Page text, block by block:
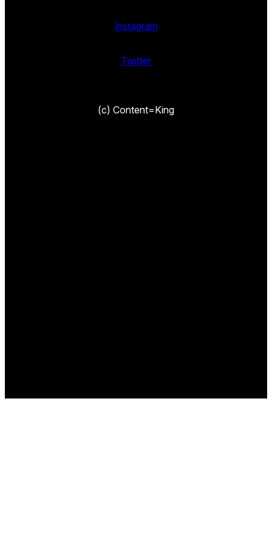
Instagram
Twitter
(c) Content=King